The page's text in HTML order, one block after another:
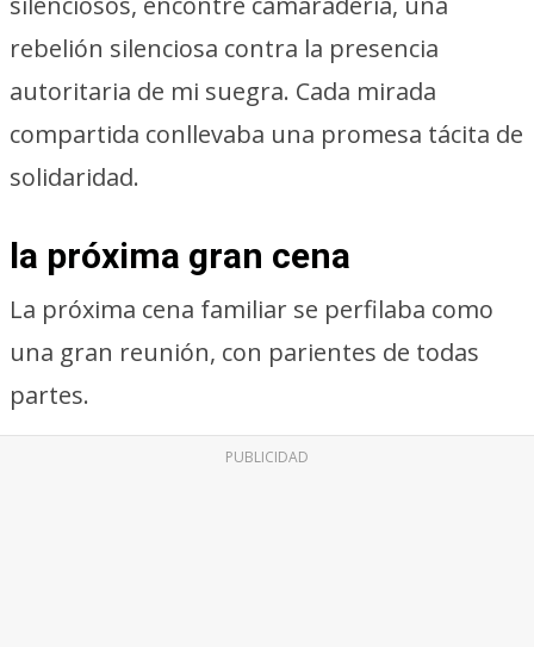
rebelión silenciosa contra la presencia
autoritaria de mi suegra. Cada mirada
compartida conllevaba una promesa tácita de
solidaridad.
la próxima gran cena
La próxima cena familiar se perfilaba como
una gran reunión, con parientes de todas
partes.
PUBLICIDAD